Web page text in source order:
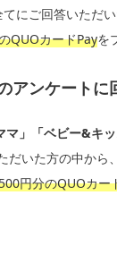
にご回答いただい
QUOカードPayを
アンケートに
マ」「ベビー&キッ
いた方の中から、
円分のQUOカー